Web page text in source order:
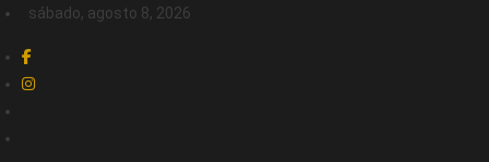
sábado, agosto 8, 2026